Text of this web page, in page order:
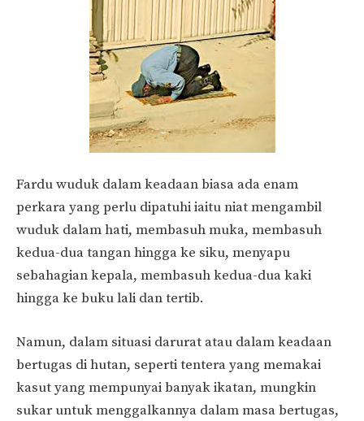
Fardu wuduk dalam keadaan biasa ada enam
perkara yang perlu dipatuhi iaitu niat mengambil
wuduk dalam hati, membasuh muka, membasuh
kedua-dua tangan hingga ke siku, menyapu
sebahagian kepala, membasuh kedua-dua kaki
hingga ke buku lali dan tertib.
Namun, dalam situasi darurat atau dalam keadaan
bertugas di hutan, seperti tentera yang memakai
kasut yang mempunyai banyak ikatan, mungkin
sukar untuk menggalkannya dalam masa bertugas,